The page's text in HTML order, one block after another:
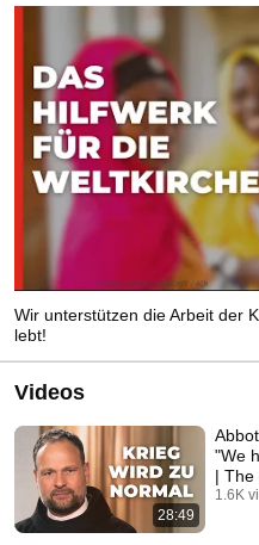
Wir unterstützen die Arbeit der
lebt!
Videos
28:49
"We
| The
Holy
1.6K